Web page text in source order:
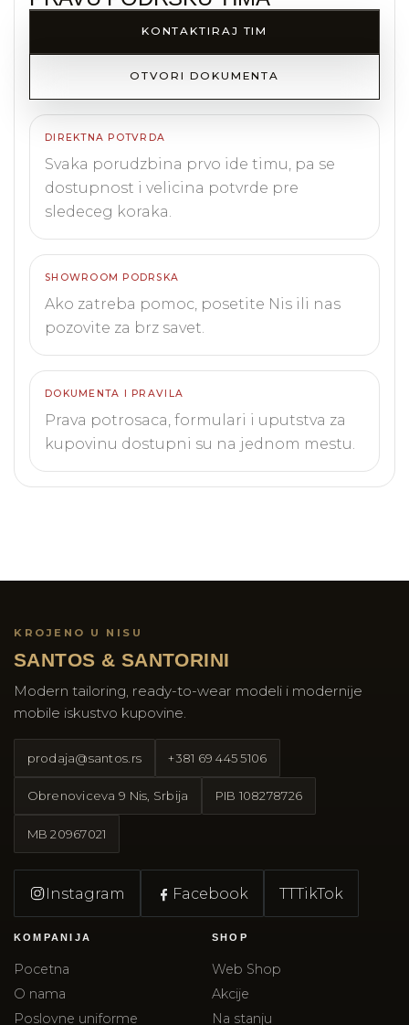
KONTAKTIRAJ TIM
OTVORI DOKUMENTA
DIREKTNA POTVRDA
Svaka porudzbina prvo ide timu, pa se
dostupnost i velicina potvrde pre
sledeceg koraka.
SHOWROOM PODRSKA
Ako zatreba pomoc, posetite Nis ili nas
pozovite za brz savet.
DOKUMENTA I PRAVILA
Prava potrosaca, formulari i uputstva za
kupovinu dostupni su na jednom mestu.
KROJENO U NISU
SANTOS & SANTORINI
Modern tailoring, ready-to-wear modeli i modernije
mobile iskustvo kupovine.
prodaja@santos.rs +381 69 445 5106
Obrenoviceva 9 Nis, Srbija PIB 108278726
MB20967021
Instagram Facebook TTTikTok
KOMPANIJA
Pocetna
O nama
Poslovne uniforme
SHOP
Web Shop
Akcije
Na stanju